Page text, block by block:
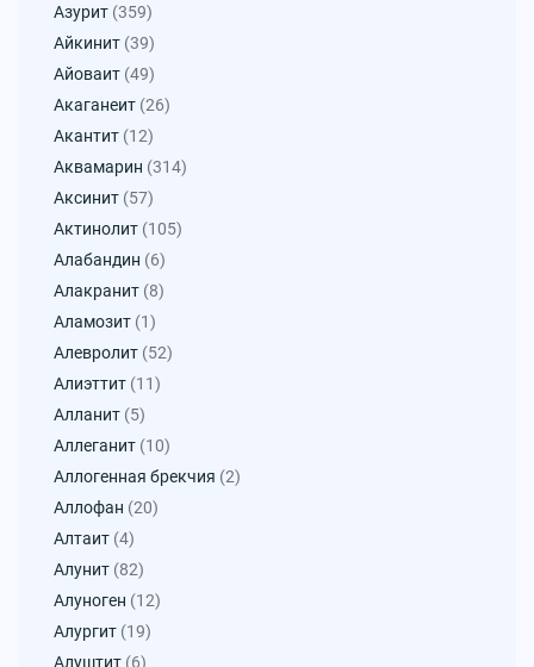
Азурит (359)
Айкинит (39)
Айоваит (49)
Акаганеит (26)
Акантит (12)
Аквамарин (314)
Аксинит (57)
Актинолит (105)
Алабандин (6)
Алакранит (8)
Аламозит (1)
Алевролит (52)
Алиэттит (11)
Алланит (5)
Аллеганит (10)
Аллогенная брекчия (2)
Аллофан (20)
Алтаит (4)
Алунит (82)
Алуноген (12)
Алургит (19)
Алуштит (6)